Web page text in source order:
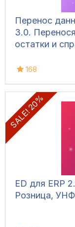
Перенос
3.0.
остатки и
168
SALE! 20%
ED для ERP
Розница,